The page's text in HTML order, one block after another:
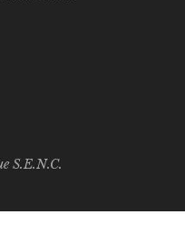
S.E.N.C.